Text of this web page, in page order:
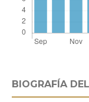
BIOGRAFÍA